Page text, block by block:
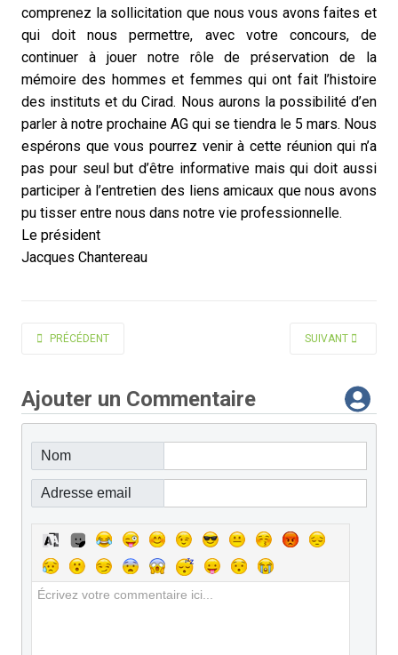
comprenez la sollicitation que nous vous avons faites et
qui doit nous permettre, avec votre concours, de
continuer à jouer notre rôle de préservation de la
mémoire des hommes et femmes qui ont fait l’histoire
des instituts et du Cirad. Nous aurons la possibilité d’en
parler à notre prochaine AG qui se tiendra le 5 mars. Nous
espérons que vous pourrez venir à cette réunion qui n’a
pas pour seul but d’être informative mais qui doit aussi
participer à l’entretien des liens amicaux que nous avons
pu tisser entre nous dans notre vie professionnelle.
Le président
Jacques Chantereau
ARTICLE PRÉCÉDENT : EDITORIAL JUIN 2024
PRÉCÉDENT ARTICLE SUIVANT
SUIVANT
Ajouter un Commentaire
Nom
Adresse email